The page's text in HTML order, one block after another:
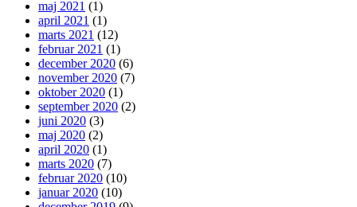
maj 2021 (1)
april 2021 (1)
marts 2021 (12)
februar 2021 (1)
december 2020 (6)
november 2020 (7)
oktober 2020 (1)
september 2020 (2)
juni 2020 (3)
maj 2020 (2)
april 2020 (1)
marts 2020 (7)
februar 2020 (10)
januar 2020 (10)